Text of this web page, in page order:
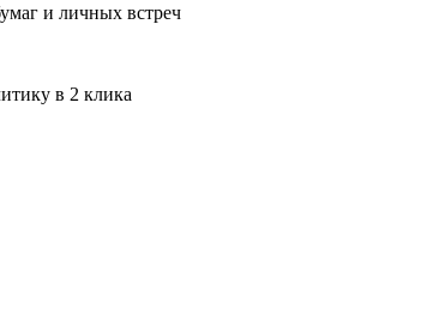
и личных встреч
в 2 клика